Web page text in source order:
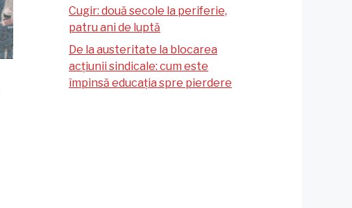
Cugir: două secole la periferie,
patru ani de luptă
De la austeritate la blocarea
acțiunii sindicale: cum este
împinsă educația spre pierdere